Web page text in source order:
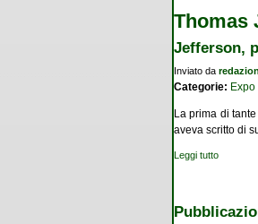
Thomas
Jefferson,
Inviato da
Categorie:
La prima di
aveva scritto di
Leggi tutto